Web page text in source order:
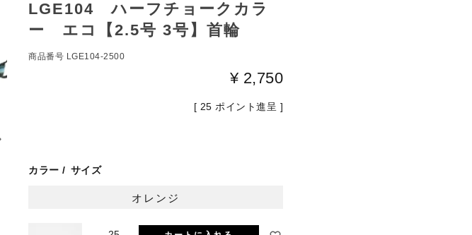
LGE104 ハーフチョークカラ
ー エコ【2.5号 3号】首輪
商品番号 LGE104-2500
¥ 2,750
[ 25 ポイント進呈 ]
カラー サイズ
オレンジ